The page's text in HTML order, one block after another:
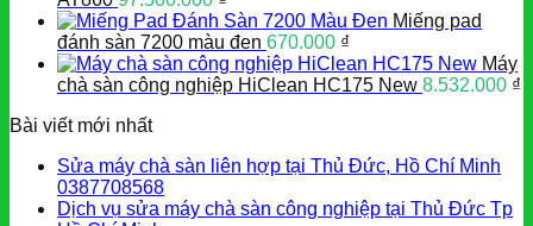
Miếng pad
đánh sàn 7200 màu đen 670.000 ₫
Máy
chà sàn công nghiệp HiClean HC175 New 8.532.000 ₫
Bài viết mới nhất
Sửa máy chà sàn liên hợp tại Thủ Đức, Hồ Chí Minh
0387708568
Dịch vụ sửa máy chà sàn công nghiệp tại Thủ Đức Tp